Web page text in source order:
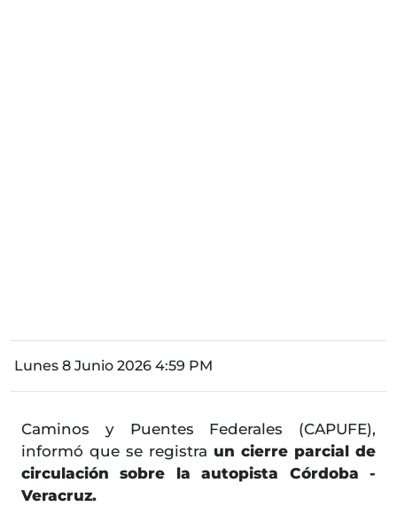
Lunes 8 Junio 2026 4:59 PM
Caminos y Puentes Federales (CAPUFE),
informó que se registra un cierre parcial de
circulación sobre la autopista Córdoba -
Veracruz.